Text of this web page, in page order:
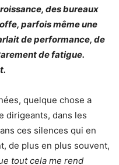
des bureaux
parfois même une
de performance, de
de fatigue.
quelque chose a
dirigeants, dans les
ces silences qui en
de plus en plus souvent,
tout cela me rend